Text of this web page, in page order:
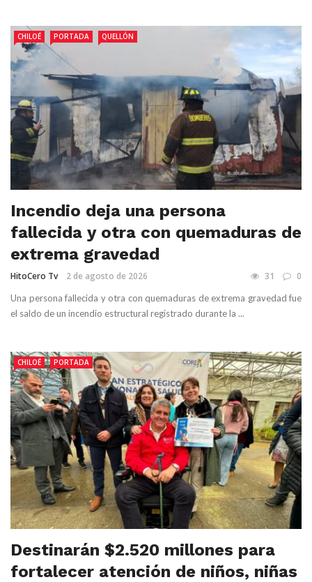
CHILOÉ PORTADA QUELLÓN
Incendio deja una persona
fallecida y otra con quemaduras de
extrema gravedad
HitoCero Tv 2 de agosto de 2026 31 0
Una persona fallecida y otra con quemaduras de extrema gravedad fue
el saldo de un incendio estructural registrado durante la ...
CHILOÉ PORTADA
Destinarán $2.520 millones para
fortalecer atención de niños, niñas